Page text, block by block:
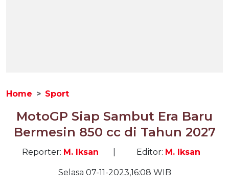
Home Sport
MotoGP Siap Sambut Era Baru
Bermesin 850 cc di Tahun 2027
Reporter: M. Iksan Editor: M. Iksan
Selasa 07-11-2023,16:08 WIB